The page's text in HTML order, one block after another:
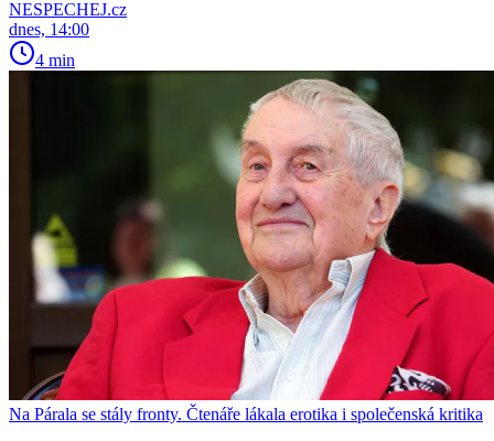
NESPECHEJ.cz
dnes, 14:00
4 min
Na Párala se stály fronty. Čtenáře lákala erotika i společenská kritika